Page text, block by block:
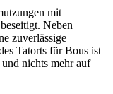
mit
Neben
zuverlässige
Tatorts für Bous ist
nichts mehr auf